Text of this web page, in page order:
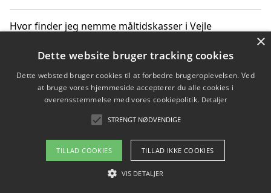
Hvor finder jeg nemme måltidskasser i Vejle
Copyright 2026 - Pilanto Aps
Om / kontakt
Blog Betingelser
×
Dette website bruger tracking cookies
Dette websted bruger cookies til at forbedre brugeroplevelsen. Ved
at bruge vores hjemmeside accepterer du alle cookies i
overensstemmelse med vores cookiepolitik. Detaljer
STRENGT NØDVENDIGE
TILLAD COOKIES TILLAD IKKE COOKIES
VIS DETALJER